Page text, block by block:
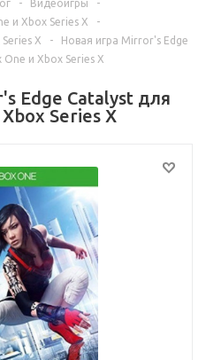
- Видеоигры
-
и Xbox Series X
-
X
-
Новая игра Mirror's Edge
и Xbox Series X
Edge Catalyst для
Series X